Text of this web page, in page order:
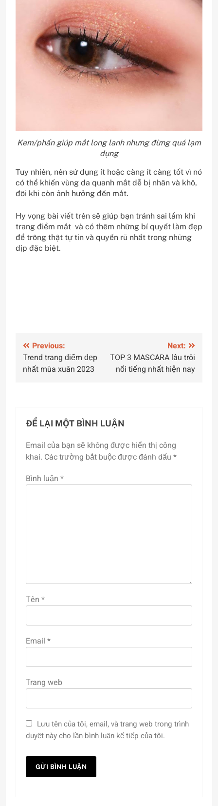
Kem/phấn giúp mắt long lanh nhưng đừng quá lạm
dụng
Tuy nhiên, nên sử dụng ít hoặc càng ít càng tốt vì nó
có thể khiến vùng da quanh mắt dễ bị nhăn và khô,
đôi khi còn ảnh hưởng đến mắt.
Hy vọng bài viết trên sẽ giúp bạn tránh sai lầm khi
trang điểm mắt và có thêm những bí quyết làm đẹp
để trông thật tự tin và quyến rũ nhất trong những
dịp đặc biệt.
Điều
hướng
Previous:
Trend trang điểm đẹp
nhất mùa xuân 2023
Next:
TOP 3 MASCARA lâu trôi
nổi tiếng nhất hiện nay
ĐỂ LẠI MỘT BÌNH LUẬN
Email của bạn sẽ không được hiển thị công
khai. Các trường bắt buộc được đánh dấu *
Bình luận *
Tên *
Email *
Trang web
Lưu tên của tôi, email, và trang web trong trình
duyệt này cho lần bình luận kế tiếp của tôi.